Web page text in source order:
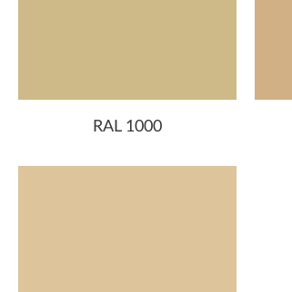
RAL 1000